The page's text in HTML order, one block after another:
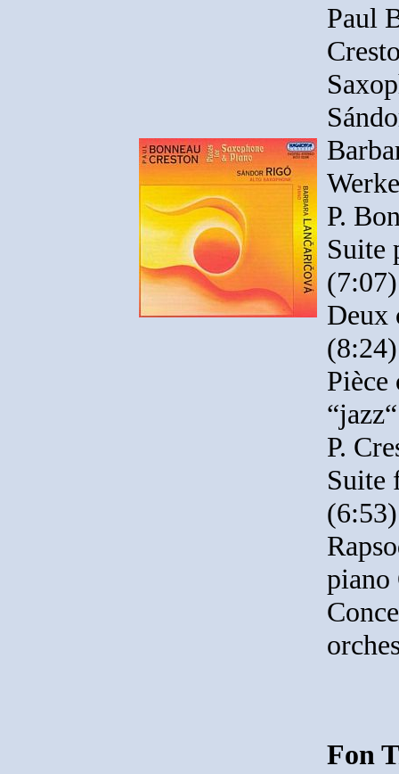
Paul
P.
Suite
(7:07)
Deux
(8:24)
Pièce
P.
Suite
(6:53)
piano
Fon